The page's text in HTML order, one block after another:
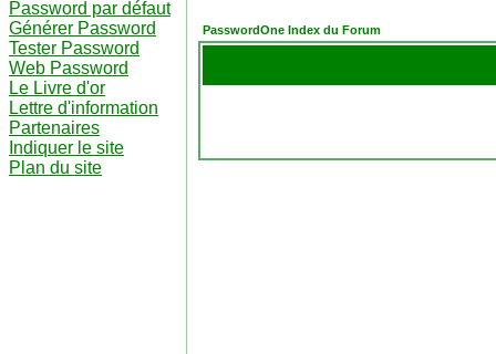
Password par défaut
Générer Password
Tester Password
Web Password
Le Livre d'or
Lettre d'information
Partenaires
Indiquer le site
Plan du site
PasswordOne Index du Forum